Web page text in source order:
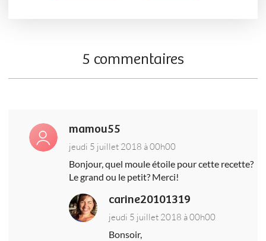
5 commentaires
mamou55
jeudi 5 juillet 2018 à 00h00
Bonjour, quel moule étoile pour cette recette?
Le grand ou le petit? Merci!
carine20101319
jeudi 5 juillet 2018 à 00h00
Bonsoir,